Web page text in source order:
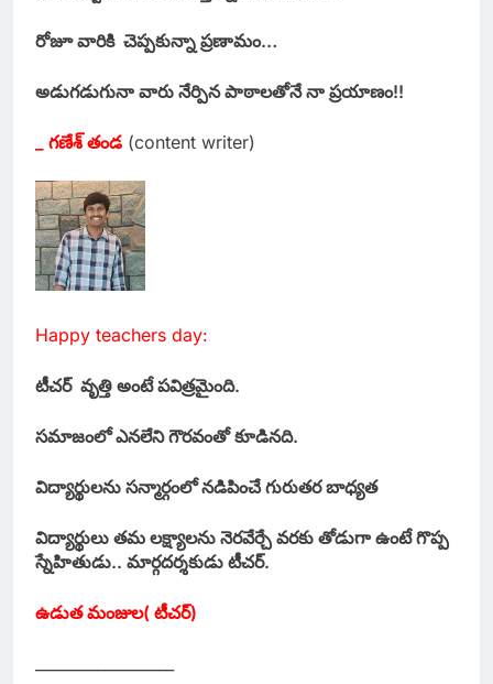
రోజూ వారికి చెప్పకున్నా ప్రణామం…
అడుగడుగునా వారు నేర్పిన పాఠాలతోనే నా ప్రయాణం!!
_ గణేశ్ తండ (content writer)
Happy teachers day:
టీచర్ వృత్తి అంటే పవిత్రమైంది.
సమాజంలో ఎనలేని గౌరవంతో కూడినది.
విద్యార్థులను సన్మార్గంలో నడిపించే గురుతర బాధ్యత
విద్యార్థులు తమ లక్ష్యాలను నెరవేర్చే వరకు తోడుగా ఉంటే గొప్ప
స్నేహితుడు.. మార్గదర్శకుడు టీచర్.
ఉడుత మంజుల( టీచర్)